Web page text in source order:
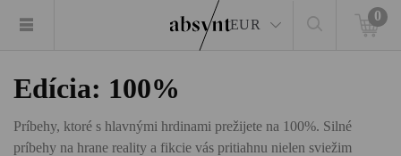
EUR
0
Edícia: 100%
Príbehy, ktoré s hlavnými hrdinami prežijete na 100%. Silné
príbehy na hrane reality a fikcie vás pritiahnu nielen sviežim